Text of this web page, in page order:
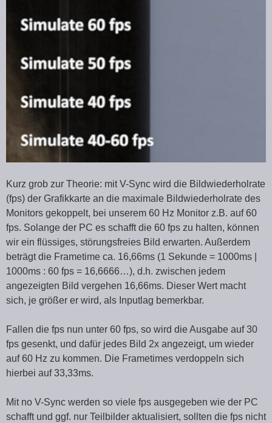
Kurz grob zur Theorie: mit V-Sync wird die Bildwiederholrate
(fps) der Grafikkarte an die maximale Bildwiederholrate des
Monitors gekoppelt, bei unserem 60 Hz Monitor z.B. auf 60
fps. Solange der PC es schafft die 60 fps zu halten, können
wir ein flüssiges, störungsfreies Bild erwarten. Außerdem
beträgt die Frametime ca. 16,66ms (1 Sekunde = 1000ms |
1000ms : 60 fps = 16,6666…), d.h. zwischen jedem
angezeigten Bild vergehen 16,66ms. Dieser Wert macht
sich, je größer er wird, als Inputlag bemerkbar.
Fallen die fps nun unter 60 fps, so wird die Ausgabe auf 30
fps gesenkt, und dafür jedes Bild 2x angezeigt, um wieder
auf 60 Hz zu kommen. Die Frametimes verdoppeln sich
hierbei auf 33,33ms.
Mit no V-Sync werden so viele fps ausgegeben wie der PC
schafft und ggf. nur Teilbilder aktualisiert, sollten die fps nicht